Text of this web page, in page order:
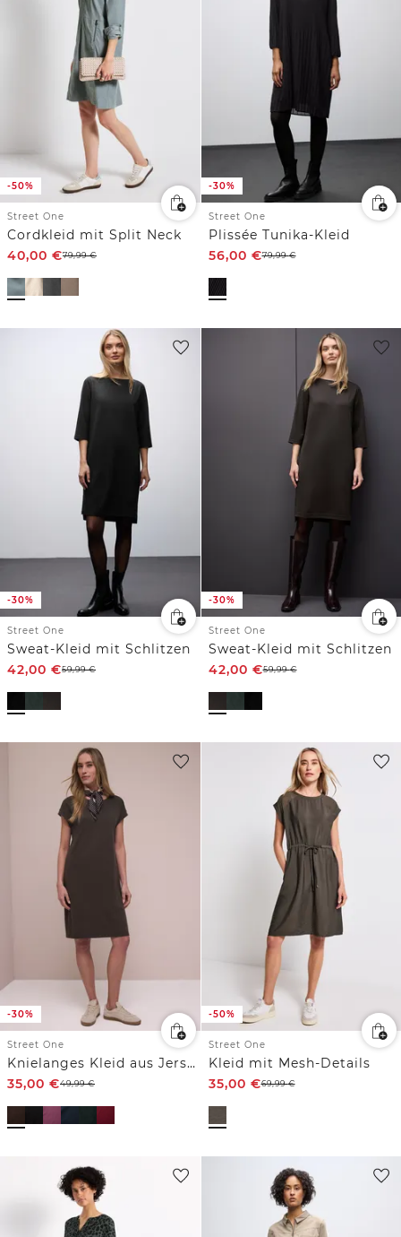
-50%
Street One
Cordkleid mit Split Neck
40,00 €79,99€
-30%
Street One
Plissée Tunika-Kleid
56,00 €79,99€
-30%
Street One
Sweat-Kleid mit Schlitzen
42,00 €59,99€
-30%
Street One
Sweat-Kleid mit Schlitzen
42,00 €59,99€
-30%
Street One
Knielanges Kleid aus Jersey
35,00 €49,99€
-50%
Street One
Kleid mit Mesh-Details
35,00 €69,99€